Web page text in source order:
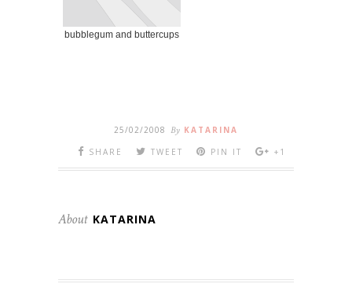
bubblegum and buttercups
25/02/2008 By KATARINA
SHARE
TWEET PIN IT +1
About KATARINA